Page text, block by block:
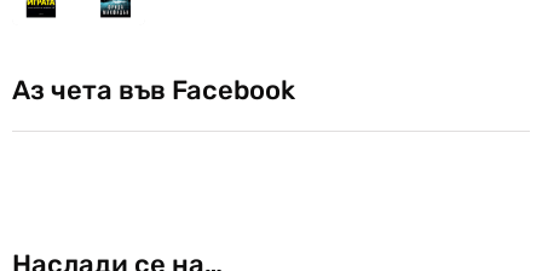
Аз чета във Facebook